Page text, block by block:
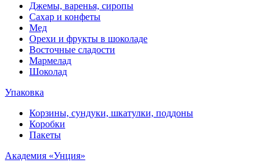
Джемы, варенья, сиропы
Сахар и конфеты
Мед
Орехи и фрукты в шоколаде
Восточные сладости
Мармелад
Шоколад
Упаковка
Корзины, сундуки, шкатулки, поддоны
Коробки
Пакеты
Академия «Унция»